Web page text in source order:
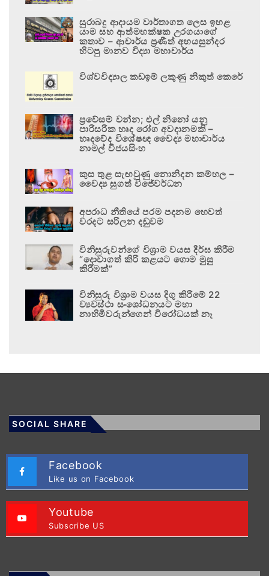
සුරාබදු ආදායම වාර්තාගත ලෙස ඉහළ
යාම සහ ආත්මභක්ෂක උරගයාගේ
කතාව – ආචාර්ය ප්‍රණීත් අභයසුන්දර
හිටපු මානව විද්‍යා මහාචාර්ය
විශ්වවිද්‍යාල කඩඉම් ලකුණු නිකුත් කෙරේ
ප්‍රවේසම් වන්න; එල් නිනෝ යනු
පාරිසරික හෘද රෝග අවදානමකි –
හෘදවේද විශේෂඥ වෛද්‍ය මහාචාර්ය
නාමල් විජයසිංහ
කුස තුළ සැඟවුණු නොනිදන කම්හල –
වෛද්‍ය සුගත් විජේවර්ධන
අපරාධ නීතියේ පරම පදනම හෙවත්
වරදට සරිලන දඬුවම
විනිසුරුවන්ගේ විශ්‍රාම වයස දීර්ඝ කිරීම
“දොවාගත් කිරි කළයට ගොම මුසු
කිරීමක්”
විනිසුරු විශ්‍රාම වයස දිගු කිරීමේ 22
ව්‍යවස්ථා සංශෝධනයට මහා
නාහිමිවරුන්ගෙන් විරෝධයක් නෑ
SOCIAL SHARE
Facebook
Like us on Facebook
Youtube
Subscribe US